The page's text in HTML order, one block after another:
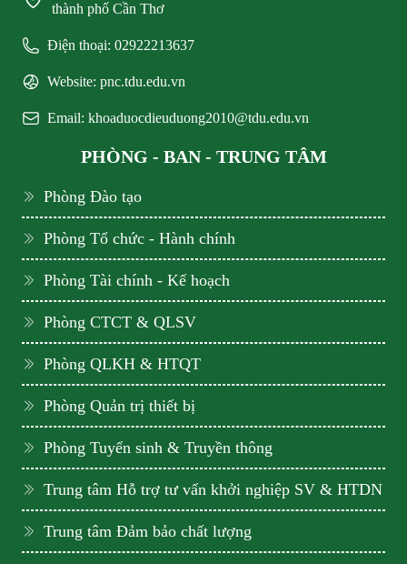
thành phố Cần Thơ
Điện thoại: 02922213637
Website: pnc.tdu.edu.vn
Email: khoaduocdieuduong2010@tdu.edu.vn
PHÒNG - BAN - TRUNG TÂM
Phòng Đào tạo
Phòng Tổ chức - Hành chính
Phòng Tài chính - Kế hoạch
Phòng CTCT & QLSV
Phòng QLKH & HTQT
Phòng Quản trị thiết bị
Phòng Tuyển sinh & Truyền thông
Trung tâm Hỗ trợ tư vấn khởi nghiệp SV & HTDN
Trung tâm Đảm bảo chất lượng